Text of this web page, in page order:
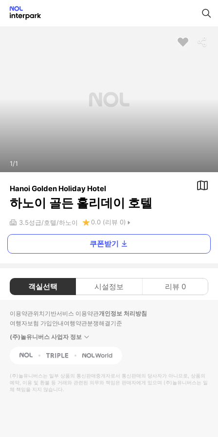
1/1
Hanoi Golden Holiday Hotel
하노이 골든 홀리데이 호텔
3.5성급 호텔 하노이 0.0 (리뷰 0)
쿠폰받기
객실선택 시설정보 리뷰 0
이용약관위치기반서비스 이용약관개인정보 처리방침
여행자보험 가입안내여행약관분쟁해결기준
(주)놀유니버스 사업자 정보
NOL Triple Interpark Global
(주)놀유니버스는 일부 상품의 통신판매중개자로서 통신판매의 당사자가 아니므로, 상품의
예약, 이용 및 환불 등 거래와 관련된 의무와 책임은 판매자에게 있으며 (주)놀유니버스는 일
체 책임을 지지 않습니다.